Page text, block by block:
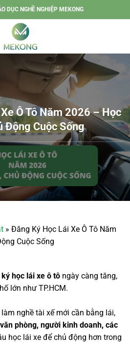
DỤC NGHỀ NGHIỆP MEKONG
Ô Tô Năm 2026 – Học
Động Cuộc Sống
» Đăng Ký Học Lái Xe Ô Tô Năm
Cuộc Sống
học lái xe ô tô ngày càng tăng,
lớn như TP.HCM.
nghề tài xế mới cần bằng lái,
phòng, người kinh doanh, các
học lái xe để chủ động hơn trong